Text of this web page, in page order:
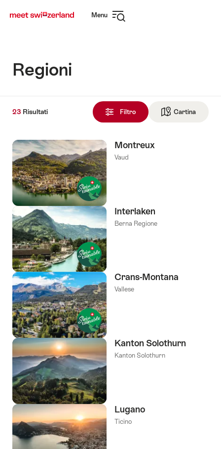
rapida
Menu
Regioni
Risultati
Filtro Cartina
23 Risultati
Montreux
Vaud
Interlaken
Berna Regione
Crans-Montana
Vallese
Kanton Solothurn
Kanton Solothurn
Lugano
Ticino